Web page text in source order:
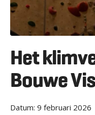
Het
Bouwe
Datum: 9 februari 2026